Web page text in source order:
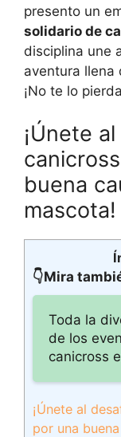
presento un
solidario de
disciplina une
aventura llena
¡No te lo
¡Únete
buena
mascota!
👇Mira
Toda la
de los
canicross
¡Únete al
por una